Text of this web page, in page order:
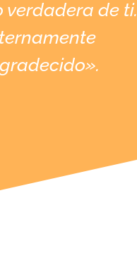
verdadera de ti.